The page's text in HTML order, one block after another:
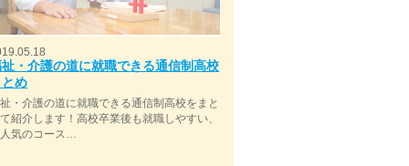
・介護の道に就職できる通信制高校
め
・介護の道に就職できる通信制高校をまと
紹介します！高校卒業後も就職しやすい、
気のコース…